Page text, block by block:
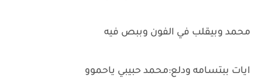
محمد وبيقلب في الفون وببص فيه
ايات ببتسامه ودلع:محمد حبيبي ياحموو